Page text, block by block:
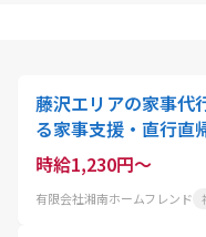
藤沢エリアの家事代
る家事支援・直行直
時給1,230円～
有限会社湘南ホームフレンド